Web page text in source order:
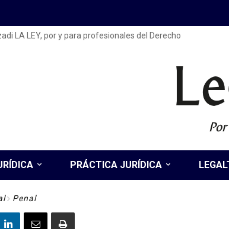
LA LEY, por y para profesionales del Derecho
PRÁCTICA JURÍDICA
Penal